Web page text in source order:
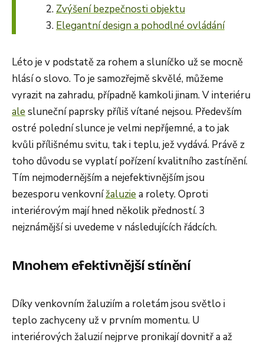
Zvýšení bezpečnosti objektu
Elegantní design a pohodlné ovládání
Léto je v podstatě za rohem a sluníčko už se mocně
hlásí o slovo. To je samozřejmě skvělé, můžeme
vyrazit na zahradu, případně kamkoli jinam. V interiéru
ale sluneční paprsky příliš vítané nejsou. Především
ostré polední slunce je velmi nepříjemné, a to jak
kvůli přílišnému svitu, tak i teplu, jež vydává. Právě z
toho důvodu se vyplatí pořízení kvalitního zastínění.
Tím nejmodernějším a nejefektivnějším jsou
bezesporu venkovnížaluzie a rolety. Oproti
interiérovým mají hned několik předností. 3
nejznámější si uvedeme v následujících řádcích.
Mnohem efektivnější stínění
Díky venkovním žaluziím a roletám jsou světlo i
teplo zachyceny už v prvním momentu. U
interiérových žaluzií nejprve pronikají dovnitř a až